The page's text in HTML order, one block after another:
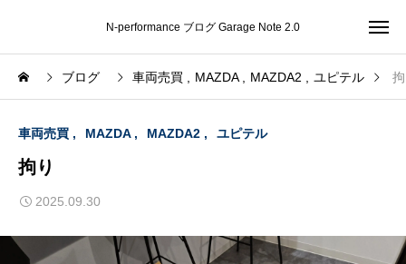
N-performance ブログ Garage Note 2.0
ブログ 車両売買 MAZDA MAZDA2 ユピテル
車両売買 MAZDA MAZDA2 ユピテル
拘り
2025.09.30